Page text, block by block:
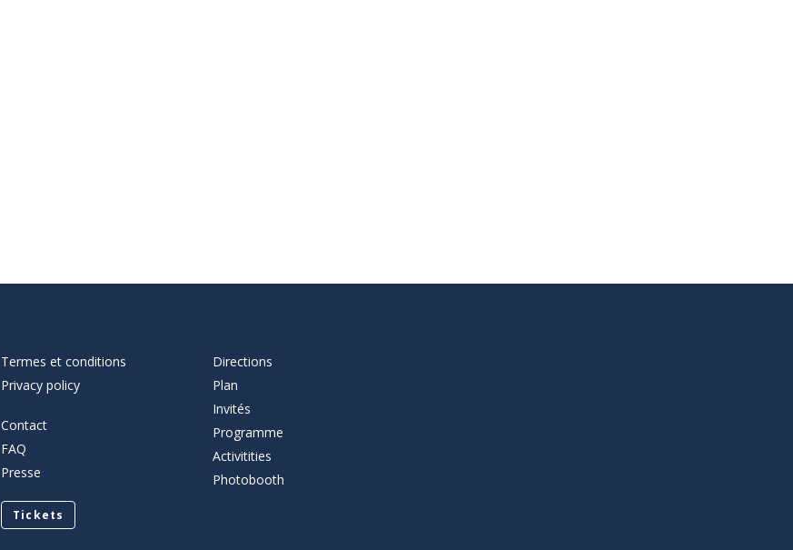
Termes et conditions
Privacy policy
Contact
FAQ
Presse
Tickets
Directions
Plan
Invités
Programme
Activitities
Photobooth